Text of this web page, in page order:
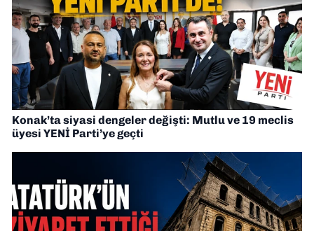
Konak’ta siyasi dengeler değişti: Mutlu ve 19 meclis
üyesi YENİ Parti’ye geçti